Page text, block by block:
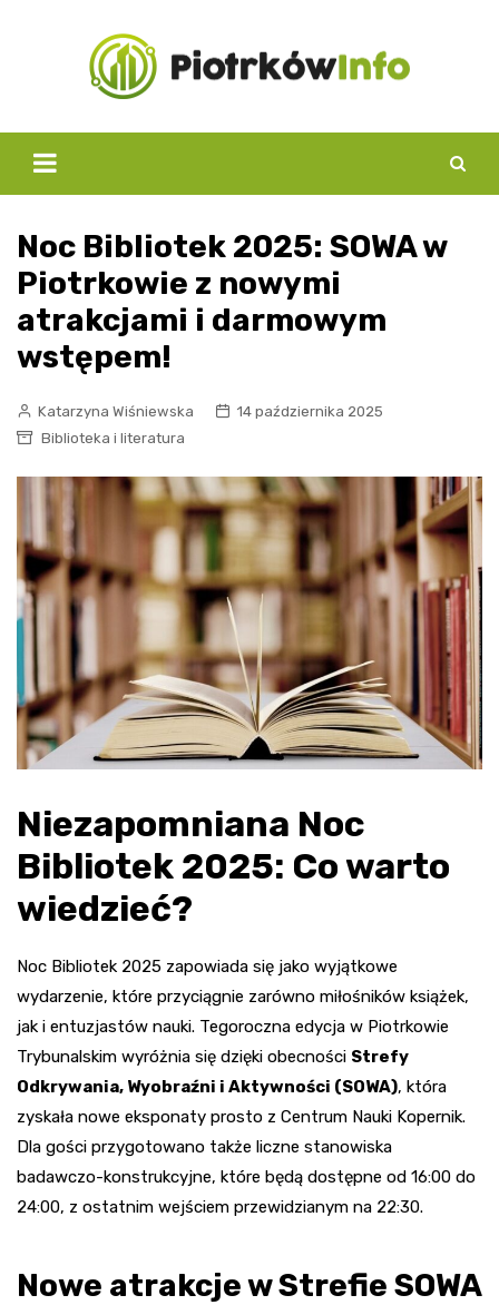
Noc Bibliotek 2025: SOWA w
Piotrkowie z nowymi
atrakcjami i darmowym
wstępem!
Katarzyna Wiśniewska
14 października 2025
Biblioteka i literatura
Niezapomniana Noc
Bibliotek 2025: Co warto
wiedzieć?
Noc Bibliotek 2025 zapowiada się jako wyjątkowe
wydarzenie, które przyciągnie zarówno miłośników książek,
jak i entuzjastów nauki. Tegoroczna edycja w Piotrkowie
Trybunalskim wyróżnia się dzięki obecności Strefy
Odkrywania, Wyobraźni i Aktywności (SOWA), która
zyskała nowe eksponaty prosto z Centrum Nauki Kopernik.
Dla gości przygotowano także liczne stanowiska
badawczo-konstrukcyjne, które będą dostępne od 16:00 do
24:00, z ostatnim wejściem przewidzianym na 22:30.
Nowe atrakcje w Strefie SOWA